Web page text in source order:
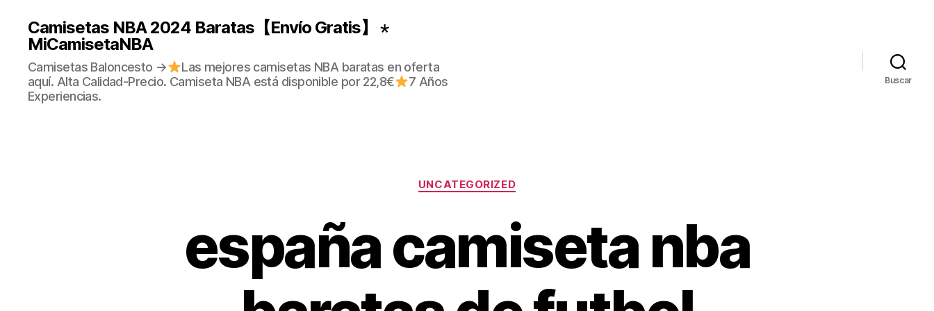
Camisetas NBA 2024 Baratas【Envío Gratis】 ⋆
MiCamisetaNBA
Camisetas Baloncesto →
Las mejores camisetas NBA baratas en oferta
aquí. Alta Calidad-Precio. Camiseta NBA está disponible por 22,8€
7 Años
Experiencias.
Buscar
Categorías
UNCATEGORIZED
españa camiseta nba